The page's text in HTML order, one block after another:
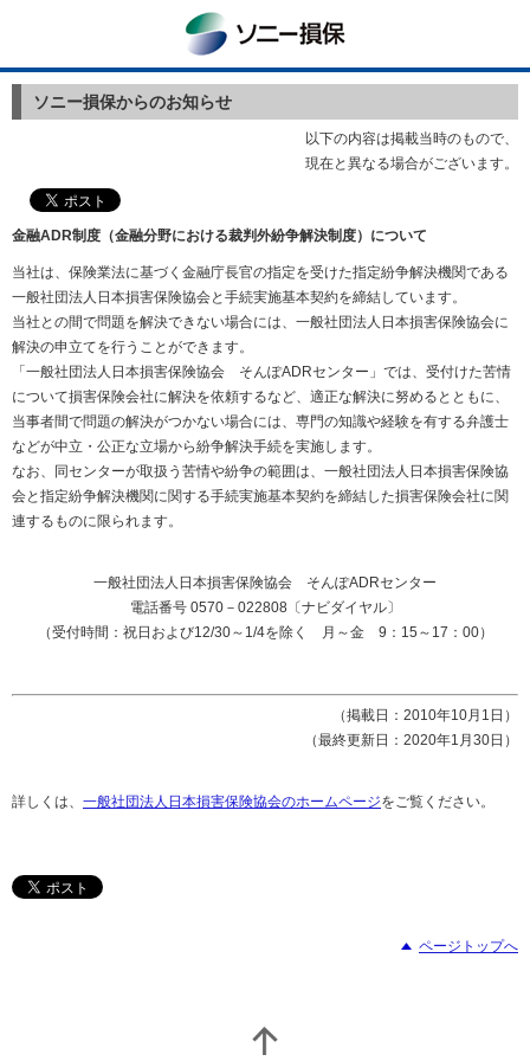
ソニー損保からのお知らせ
以下の内容は掲載当時のもので、
現在と異なる場合がございます。
金融ADR制度（金融分野における裁判外紛争解決制度）について
当社は、保険業法に基づく金融庁長官の指定を受けた指定紛争解決機関である
一般社団法人日本損害保険協会と手続実施基本契約を締結しています。
当社との間で問題を解決できない場合には、一般社団法人日本損害保険協会に
解決の申立てを行うことができます。
「一般社団法人日本損害保険協会 そんぽADRセンター」では、受付けた苦情
について損害保険会社に解決を依頼するなど、適正な解決に努めるとともに、
当事者間で問題の解決がつかない場合には、専門の知識や経験を有する弁護士
などが中立・公正な立場から紛争解決手続を実施します。
なお、同センターが取扱う苦情や紛争の範囲は、一般社団法人日本損害保険協
会と指定紛争解決機関に関する手続実施基本契約を締結した損害保険会社に関
連するものに限られます。
一般社団法人日本損害保険協会 そんぽADRセンター
電話番号 0570－022808〔ナビダイヤル〕
（受付時間：祝日および12/30～1/4を除く 月～金 9：15～17：00）
（掲載日：2010年10月1日）
（最終更新日：2020年1月30日）
詳しくは、 一般社団法人日本損害保険協会のホームページをご覧ください。
ページトップへ